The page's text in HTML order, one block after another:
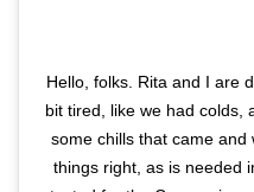
Hello, folks. Rita and I are
bit tired, like we had colds,
some chills that came and
things right, as is needed